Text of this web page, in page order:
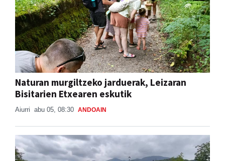
Naturan murgiltzeko jarduerak, Leizaran
Bisitarien Etxearen eskutik
Aiurri abu 05, 08:30 ANDOAIN